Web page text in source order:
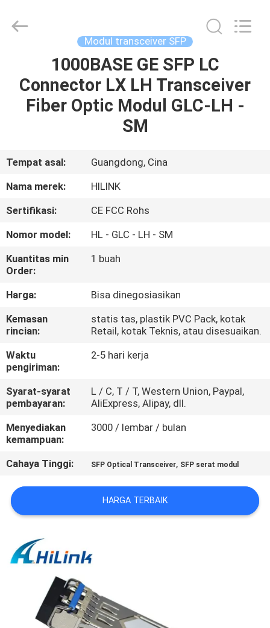
RUMAH
PRODUK
KAMI
PABRIK
KONTROL
KUALITAS
HUBUNGI
KAMI
BERITA
KASUS-
KASUS
MINTA
KUTIPAN
SITEMAP
KEBIJAKAN
PRIVASI
Technology
Co.,Ltd..
Modul transceiver SFP
1000BASE GE SFP LC
Connector LX LH Transceiver
Fiber Optic Modul GLC-LH -
SM
Tempat asal:
Guangdong, Cina
Nama merek:
HILINK
Sertifikasi:
CE FCC Rohs
Nomor model:
HL - GLC - LH - SM
Kuantitas min
Order:
1 buah
Harga:
Bisa dinegosiasikan
Kemasan
rincian:
statis tas, plastik PVC Pack, kotak
Retail, kotak Teknis, atau disesuaikan.
Waktu
pengiriman:
2-5 hari kerja
Syarat-syarat
pembayaran:
L / C, T / T, Western Union, Paypal,
AliExpress, Alipay, dll.
Menyediakan
kemampuan:
3000 / lembar / bulan
Cahaya Tinggi: SFP Optical Transceiver, SFP serat modul
HARGA TERBAIK